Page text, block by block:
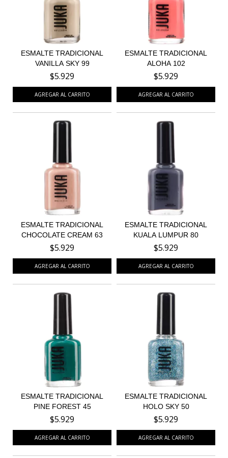
ESMALTE TRADICIONAL
VANILLA SKY 99
$5.929
ESMALTE TRADICIONAL
ALOHA 102
$5.929
ESMALTE TRADICIONAL
CHOCOLATE CREAM 63
$5.929
ESMALTE TRADICIONAL
KUALA LUMPUR 80
$5.929
ESMALTE TRADICIONAL
PINE FOREST 45
$5.929
ESMALTE TRADICIONAL
HOLO SKY 50
$5.929